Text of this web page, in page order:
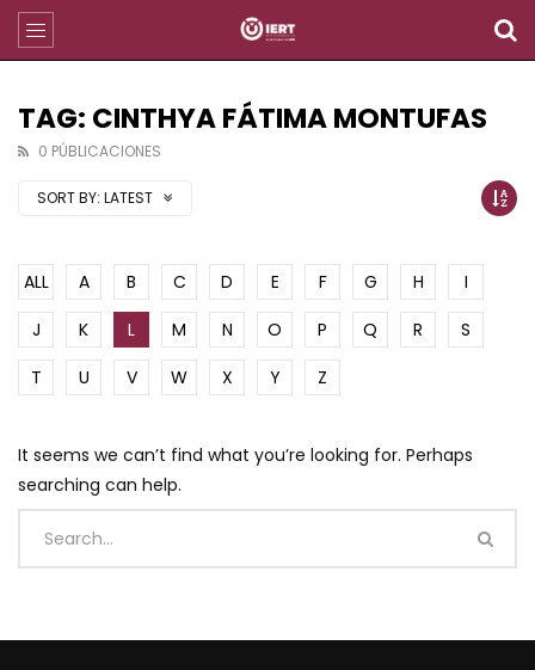
TAG: CINTHYA FÁTIMA MONTUFAS
0 PÚBLICACIONES
SORT BY: LATEST
ALL A B C D E F G H
I
J
K L M N O P Q R
S
T
U V W X Y Z
It seems we can’t find what you’re looking for. Perhaps
searching can help.